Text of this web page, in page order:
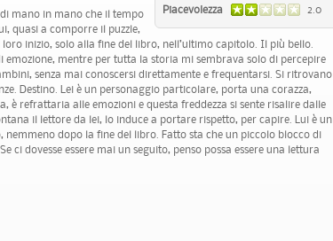
Piacevolezza
2.0
mano in mano che il tempo
quasi a comporre il puzzle,
inizio, solo alla fine del libro, nell’ultimo capitolo. Il più bello.
mentre per tutta la storia mi sembrava solo di percepire
senza mai conoscersi direttamente e frequentarsi. Si ritrovano
Destino. Lei è un personaggio particolare, porta una corazza,
è refrattaria alle emozioni e questa freddezza si sente risalire dalle
il lettore da lei, lo induce a portare rispetto, per capire. Lui è un
dopo la fine del libro. Fatto sta che un piccolo blocco di
ci dovesse essere mai un seguito, penso possa essere una lettura